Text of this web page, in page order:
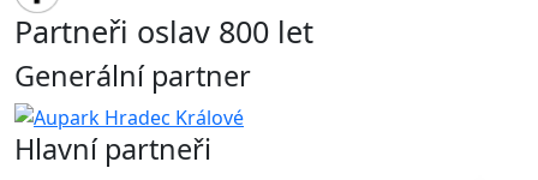
Partneři oslav 800 let
Generální partner
Hlavní partneři